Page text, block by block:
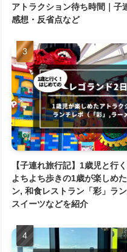
アトラクション待ち時間｜子
感想・反省点など
【子連れ旅行記】1歳児と行
よちよち歩きの1歳が楽しめ
ン, 和食レストラン「彩」ラ
スイーツなどを紹介